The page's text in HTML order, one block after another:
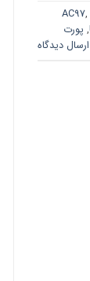
AC97,
, پورت
ارسال دیدگاه